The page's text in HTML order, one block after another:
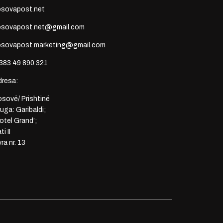
49 890 321
Prishtinë
Garibaldi;
Grand’;
II
nr. 13